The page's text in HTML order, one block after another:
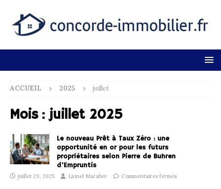
ACCUEIL 2025 juillet
Mois :juillet 2025
Le nouveau Prêt à Taux Zéro : une
opportunité en or pour les futurs
propriétaires selon Pierre de Buhren
d’Empruntis
juillet 29, 2025 Lionel Maraber Commentaires fermés